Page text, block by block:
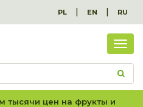
PL | EN | RU
вес
тысячи цен на фрукты и